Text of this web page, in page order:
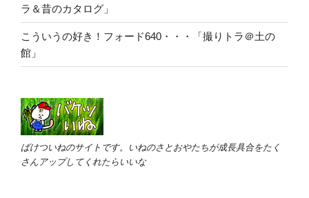
ラ＆昔のカタログ」
こういうの好き！フォード640・・・「撮りトラ＠土の
館」
ばけついねのサイトです。いねのさとおやたちが成長具合をたく
さんアップしてくれたらいいな